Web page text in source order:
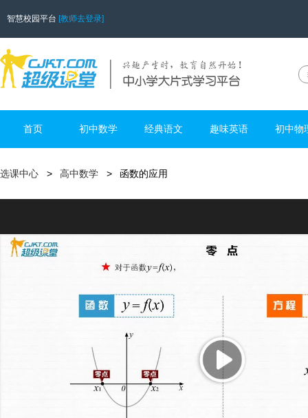
智慧校园平台 [教师去登录]
首页 初中数学 经典语文 趣味英语 初中物
选课中心 高中数学 函数的应用